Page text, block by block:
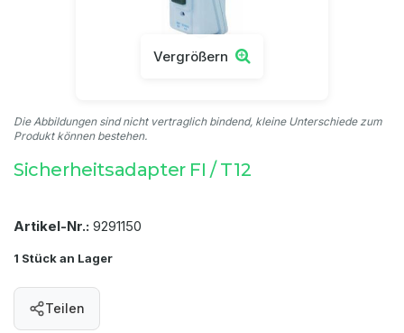
Vergrößern
Die Abbildungen sind nicht vertraglich bindend, kleine Unterschiede zum
Produkt können bestehen.
Sicherheitsadapter FI / T12
Artikel-Nr.: 9291150
1 Stück an Lager
Teilen